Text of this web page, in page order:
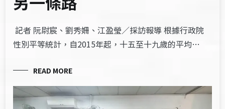
記者 阮尉宸、劉秀姍、江盈瑩／採訪報導 根據行政院
性別平等統計，自2015年起，十五至十九歲的平均…
READ MORE